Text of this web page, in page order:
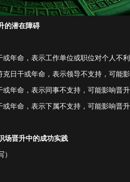
的潜在障碍
年命，表示工作单位或职位对个人不
日干或年命，表示领导不支持，可能
年命，表示同事不支持，可能影响晋
年命，表示下属不支持，可能影响晋
场晋升中的成功实践
）